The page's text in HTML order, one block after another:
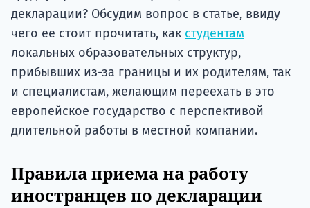
декларации? Обсудим вопрос в статье, ввиду
чего ее стоит прочитать, как студентам
локальных образовательных структур,
прибывших из-за границы и их родителям, так
и специалистам, желающим переехать в это
европейское государство с перспективой
длительной работы в местной компании.
Правила приема на работу
иностранцев по декларации